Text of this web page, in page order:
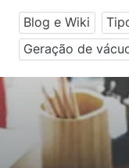
Blog e Wiki
Geração de